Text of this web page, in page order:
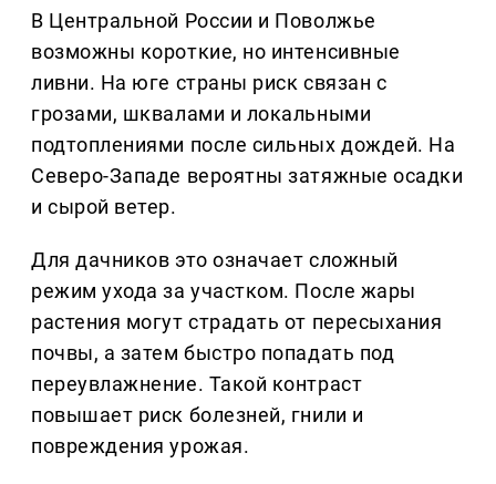
В Центральной России и Поволжье
возможны короткие, но интенсивные
ливни. На юге страны риск связан с
грозами, шквалами и локальными
подтоплениями после сильных дождей. На
Северо-Западе вероятны затяжные осадки
и сырой ветер.
Для дачников это означает сложный
режим ухода за участком. После жары
растения могут страдать от пересыхания
почвы, а затем быстро попадать под
переувлажнение. Такой контраст
повышает риск болезней, гнили и
повреждения урожая.